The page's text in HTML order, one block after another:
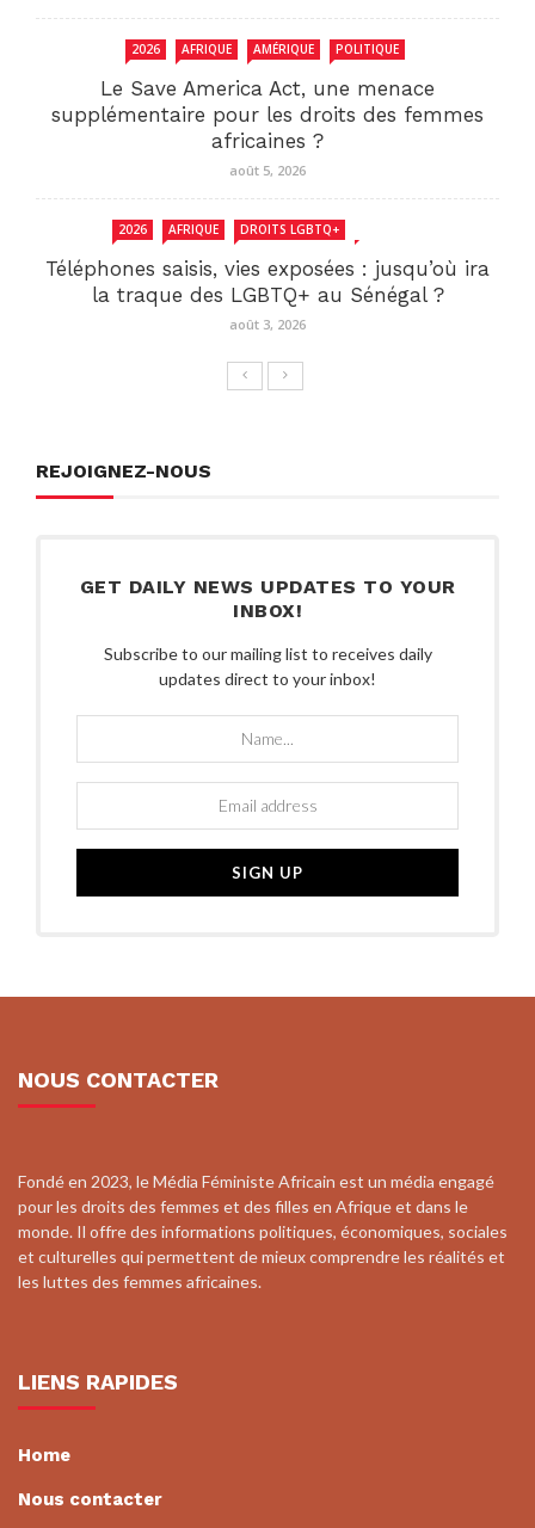
2026 AFRIQUE AMÉRIQUE POLITIQUE
Le Save America Act, une menace
supplémentaire pour les droits des femmes
africaines ?
août 5, 2026
2026 AFRIQUE DROITS LGBTQ+
Téléphones saisis, vies exposées : jusqu’où ira
la traque des LGBTQ+ au Sénégal ?
août 3, 2026
REJOIGNEZ-NOUS
GET DAILY NEWS UPDATES TO YOUR
INBOX!
Subscribe to our mailing list to receives daily
updates direct to your inbox!
NOUS CONTACTER
Fondé en 2023, le Média Féministe Africain est un média engagé
pour les droits des femmes et des filles en Afrique et dans le
monde. Il offre des informations politiques, économiques, sociales
et culturelles qui permettent de mieux comprendre les réalités et
les luttes des femmes africaines.
LIENS RAPIDES
Home
Nous contacter